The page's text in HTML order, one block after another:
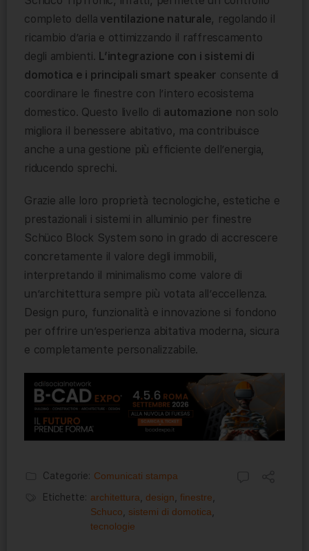
completo della ventilazione naturale, regolando il
ricambio d’aria e ottimizzando il raffrescamento
degli ambienti. L’integrazione con i sistemi di
domotica e i principali smart speaker consente di
coordinare le finestre con l’intero ecosistema
domestico. Questo livello di automazione non solo
migliora il benessere abitativo, ma contribuisce
anche a una gestione più efficiente dell’energia,
riducendo sprechi.
Grazie alle loro proprietà tecnologiche, estetiche e
prestazionali i sistemi in alluminio per finestre
Schüco Block System sono in grado di accrescere
concretamente il valore degli immobili,
interpretando il minimalismo come valore di
un’architettura sempre più votata all’eccellenza.
Design puro, funzionalità e innovazione si fondono
per offrire un’esperienza abitativa moderna, sicura
e completamente personalizzabile.
Categorie: Comunicati stampa
Etichette: architettura design finestre
Schuco
sistemi di domotica
tecnologie